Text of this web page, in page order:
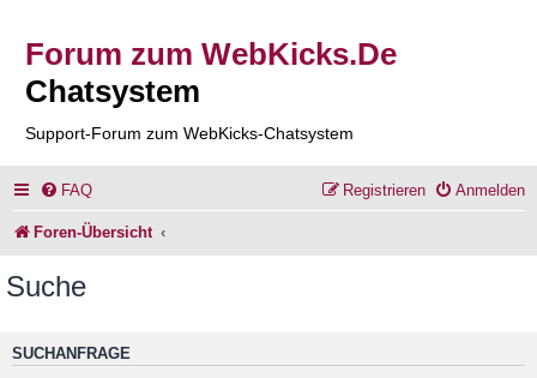
Forum zum WebKicks.De
Chatsystem
Support-Forum zum WebKicks-Chatsystem
FAQ Anmelden
Registrieren
Foren-Übersicht
Suche
SUCHANFRAGE